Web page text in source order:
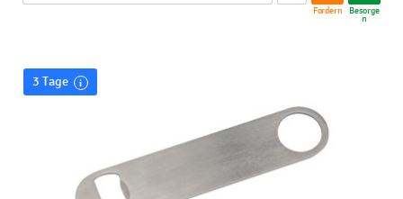
Fordern Besorge
n
3 Tage